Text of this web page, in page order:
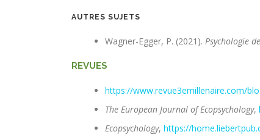
AUTRES SUJETS
Wagner-Egger, P. (2021). Psychologie
REVUES
https://www.revue3emillenaire.com/
The European Journal of Ecopsychology,
Ecopsychology, https://